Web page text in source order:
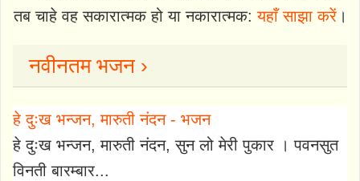
तब चाहे वह सकारात्मक हो या नकारात्मक:यहाँ साझा करें।
नवीनतम भजन ›
हे दुःख भन्जन, मारुती नंदन - भजन
हे दुःख भन्जन, मारुती नंदन, सुन लो मेरी पुकार । पवनसुत
विनती बारम्बार...